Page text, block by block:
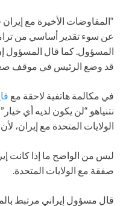
“المفاوضات الأخيرة مع
عن سوء تقدير أساسي من
المسؤول. كما قال المسؤول
قد وضع الرئيس في موقف
في مكالمة هاتفية لاحقة مع
نتنياهو “لن يكون لديه أي
الولايات المتحدة مع إيران،
ليس من الواضح ما إذا كانت
صفقة مع الولايات المتحدة.
قال مسؤول إيراني مرتبط